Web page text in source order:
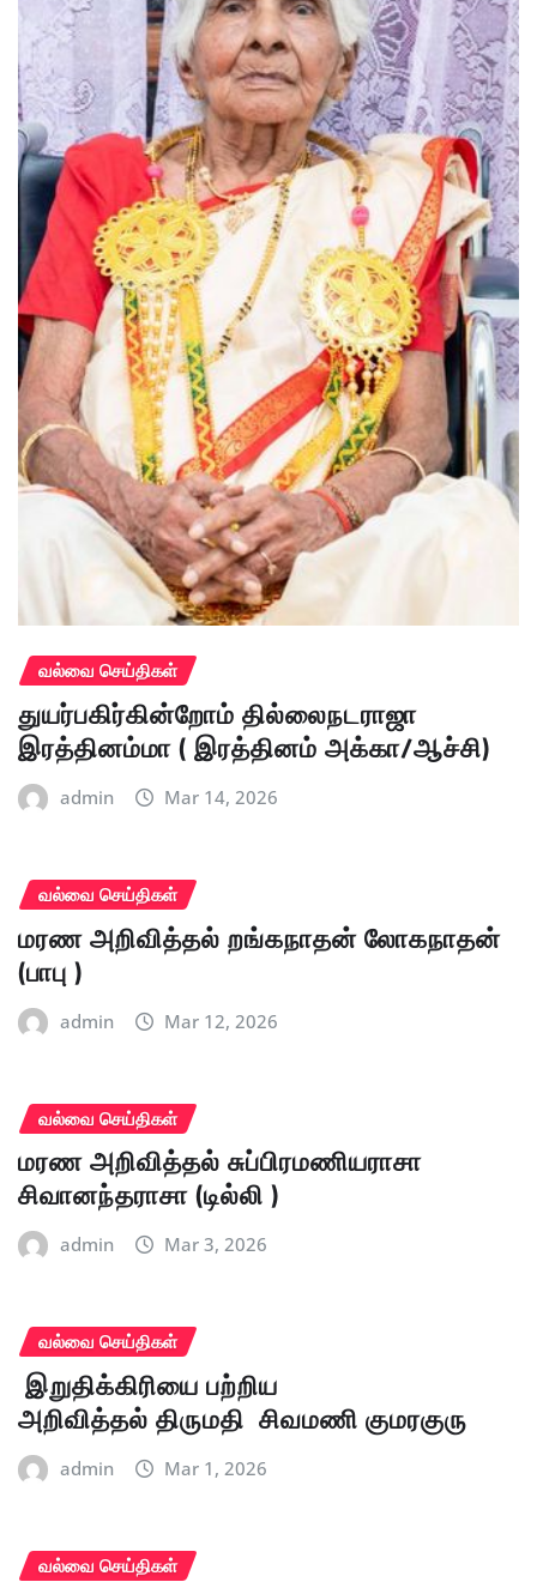
வல்வை செய்திகள்
துயர்பகிர்கின்றோம் தில்லைநடராஜா
இரத்தினம்மா ( இரத்தினம் அக்கா/ஆச்சி)
admin Mar 14, 2026
வல்வை செய்திகள்
மரண அறிவித்தல் றங்கநாதன் லோகநாதன்
(பாபு )
admin Mar 12, 2026
வல்வை செய்திகள்
மரண அறிவித்தல் சுப்பிரமணியராசா
சிவானந்தராசா (டில்லி )
admin Mar 3, 2026
வல்வை செய்திகள்
இறுதிக்கிரியை பற்றிய
அறிவித்தல் திருமதி சிவமணி குமரகுரு
admin Mar 1, 2026
வல்வை செய்திகள்